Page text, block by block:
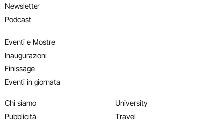
Newsletter
Podcast
Eventi e Mostre
Inaugurazioni
Finissage
Eventi in giornata
Chi siamo
Pubblicità
University
Travel